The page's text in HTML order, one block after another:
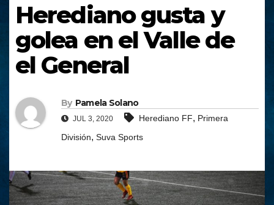
Herediano gusta y
golea en el Valle de
el General
By Pamela Solano
JUL 3, 2020 Herediano FF, Primera
División, Suva Sports